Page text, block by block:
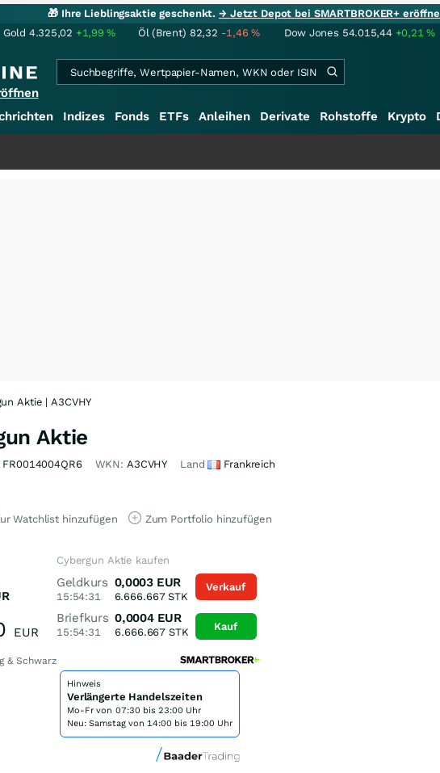
🎁 Ihre Lieblingsaktie geschenkt.→ Jetzt Depot bei SMARTBROKER+
Gold 4.325,02 +1,99% Öl (Brent) 82,32 -1,46% Dow Jones 54.015,44 +0,21%
Indizes Fonds ETFs Anleihen Derivate Rohstoffe Krypto
Aktie | A3CVHY
Aktie
FR0014004QR6 WKN: A3CVHY Land Frankreich
Watchlist hinzufügen Zum Portfolio hinzufügen
EUR
& Schwarz
Cybergun Aktie kaufen
Geldkurs
15:54:31
0,0003 EUR
6.666.667STK
Briefkurs
15:54:31
0,0004 EUR
6.666.667 STK
Verkauf
Kauf
Hinweis
Verlängerte Handelszeiten
Mo-Fr von 07:30 bis 23:00 Uhr
Neu: Samstag von 14:00 bis 19:00 Uhr